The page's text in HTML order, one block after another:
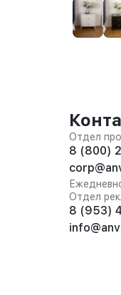
Отдел
8 (800)
Отдел
8 (953)